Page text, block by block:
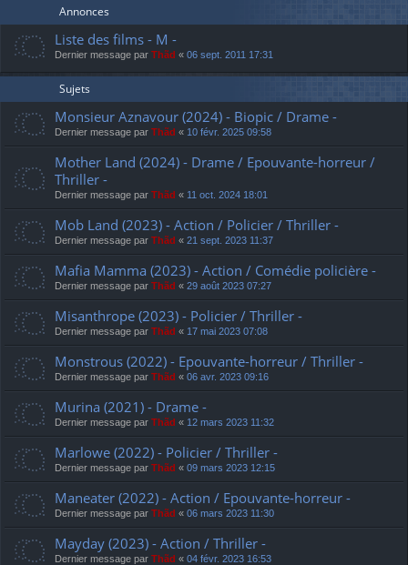
Annonces
Liste des films - M -
Dernier message par Thãd « 06 sept. 2011 17:31
Sujets
Monsieur Aznavour (2024) - Biopic / Drame -
Dernier message par Thãd « 10 févr. 2025 09:58
Mother Land (2024) - Drame / Epouvante-horreur /
Thriller -
Dernier message par Thãd « 11 oct. 2024 18:01
Mob Land (2023) - Action / Policier / Thriller -
Dernier message par Thãd « 21 sept. 2023 11:37
Mafia Mamma (2023) - Action / Comédie policière -
Dernier message par Thãd « 29 août 2023 07:27
Misanthrope (2023) - Policier / Thriller -
Dernier message par Thãd « 17 mai 2023 07:08
Monstrous (2022) - Epouvante-horreur / Thriller -
Dernier message par Thãd « 06 avr. 2023 09:16
Murina (2021) - Drame -
Dernier message par Thãd « 12 mars 2023 11:32
Marlowe (2022) - Policier / Thriller -
Dernier message par Thãd « 09 mars 2023 12:15
Maneater (2022) - Action / Epouvante-horreur -
Dernier message par Thãd « 06 mars 2023 11:30
Mayday (2023) - Action / Thriller -
Dernier message par Thãd « 04 févr. 2023 16:53